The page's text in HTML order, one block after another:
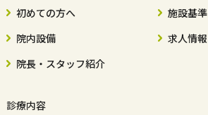
初めての方へ
院内設備
院長・スタッフ紹介
施設基準
求人情報
診療内容